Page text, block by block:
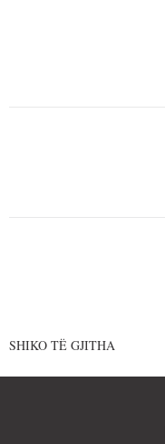
SHIKO TË GJITHA